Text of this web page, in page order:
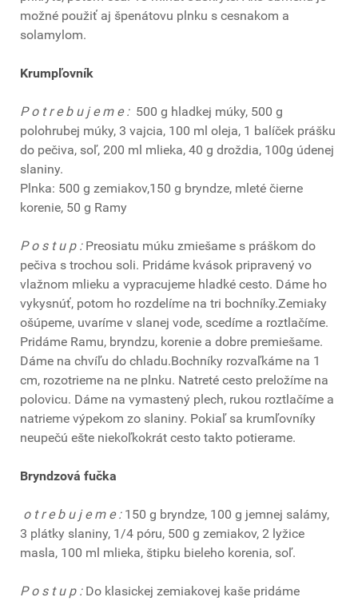
možné použiť aj špenátovu plnku s cesnakom a
solamylom.
Krumpľovník
P o t r e b u j e m e : 500 g hladkej múky, 500 g
polohrubej múky, 3 vajcia, 100 ml oleja, 1 balíček prášku
do pečiva, soľ, 200 ml mlieka, 40 g droždia, 100g údenej
slaniny.
Plnka: 500 g zemiakov,150 g bryndze, mleté čierne
korenie, 50 g Ramy
P o s t u p : Preosiatu múku zmiešame s práškom do
pečiva s trochou soli. Pridáme kvások pripravený vo
vlažnom mlieku a vypracujeme hladké cesto. Dáme ho
vykysnúť, potom ho rozdelíme na tri bochníky.Zemiaky
ošúpeme, uvaríme v slanej vode, scedíme a roztlačíme.
Pridáme Ramu, bryndzu, korenie a dobre premiešame.
Dáme na chvíľu do chladu.Bochníky rozvaľkáme na 1
cm, rozotrieme na ne plnku. Natreté cesto preložíme na
polovicu. Dáme na vymastený plech, rukou roztlačíme a
natrieme výpekom zo slaniny. Pokiaľ sa krumľovníky
neupečú ešte niekoľkokrát cesto takto potierame.
Bryndzová fučka
o t r e b u j e m e : 150 g bryndze, 100 g jemnej salámy,
3 plátky slaniny, 1/4 póru, 500 g zemiakov, 2 lyžice
masla, 100 ml mlieka, štipku bieleho korenia, soľ.
P o s t u p :Do klasickej zemiakovej kaše pridáme